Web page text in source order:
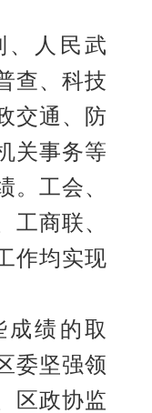
、
人民武
查、科技
交通 、
防
关事务等
。工会、
工商联、
作均实现
绩的取
委坚强领
区政协监